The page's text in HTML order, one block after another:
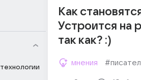
Как
Устроится на
так как? :)
мнения